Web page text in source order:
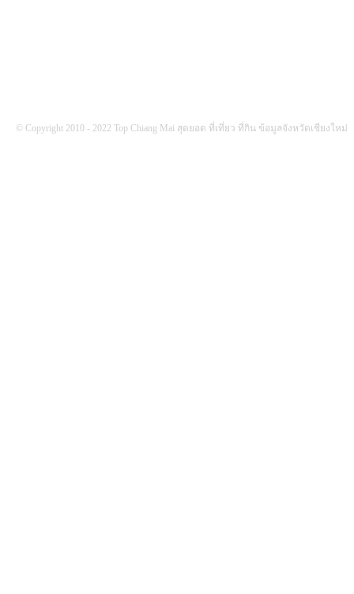
© Copyright 2010 - 2022 Top Chiang Mai สุดยอด ที่เที่ยว ที่กิน ข้อมูลจังหวัดเชียงใหม่